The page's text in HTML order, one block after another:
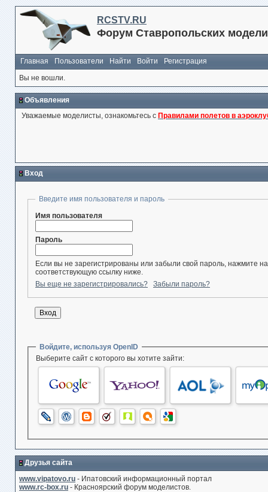
RCSTV.RU
Форум Ставропольских
Главная Пользователи Найти Войти
Регистрация
Вы не вошли.
Объявления
Уважаемые моделисты, ознакомьтесь с Правилами полетов в
Вход
Введите имя пользователя и пароль
Имя пользователя
Пароль
Если вы не зарегистрированы или забыли свой пароль, нажмите на
соответствующую ссылку ниже.
Вы еще не зарегистрировались?
Забыли пароль?
Войдите, используя OpenID
Выберите сайт с которого вы хотите зайти:
Друзья сайта
www.vipatovo.ru - Ипатовский информационный портал
www.rc-box.ru - Красноярский форум моделистов.